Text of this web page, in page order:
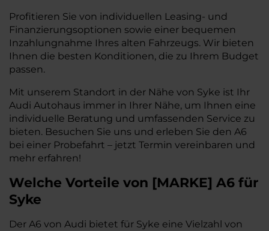
Profitieren Sie von individuellen Leasing- und
Finanzierungsoptionen sowie einer bequemen
Inzahlungnahme Ihres alten Fahrzeugs. Wir bieten
Ihnen die besten Konditionen, die zu Ihrem Budget
passen.
Mit unserem Standort in der Nähe von Syke ist Ihr
Audi Autohaus immer in Ihrer Nähe, um Ihnen eine
individuelle Beratung und umfassenden Service zu
bieten. Besuchen Sie uns und erleben Sie den A6
bei einer Probefahrt – jetzt Termin vereinbaren und
mehr erfahren!
Welche Vorteile von [MARKE] A6 für
Syke
Der A6 von Audi bietet für Syke eine Vielzahl von